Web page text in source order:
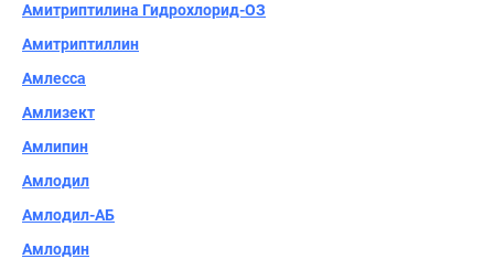
Амитриптилина Гидрохлорид-ОЗ
Амитриптиллин
Амлесса
Амлизект
Амлипин
Амлодил
Амлодил-АБ
Амлодин